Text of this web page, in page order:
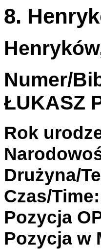
8.
Numer/
ŁUKASZ
Rok
Drużyna/
Czas/
Pozycja
Pozycja w